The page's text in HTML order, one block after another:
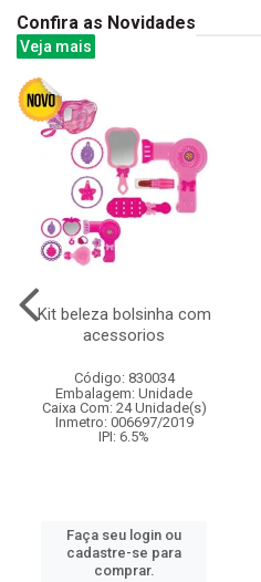
Confira as Novidades
Veja mais
Kit beleza bolsinha com
acessorios
Código: 830034
Embalagem: Unidade
Caixa Com: 24 Unidade(s)
Inmetro: 006697/2019
IPI: 6.5%
Faça seu login ou
cadastre-se para
comprar.